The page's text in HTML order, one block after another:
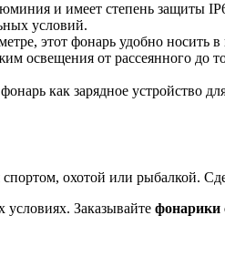
и имеет степень защиты
условий.
этот фонарь удобно носить
освещения от рассеянного до
как зарядное устройство
охотой или рыбалкой.
Заказывайте фонарики